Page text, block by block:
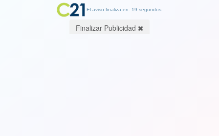
El aviso finaliza en: 19 segundos.
Finalizar Publicidad